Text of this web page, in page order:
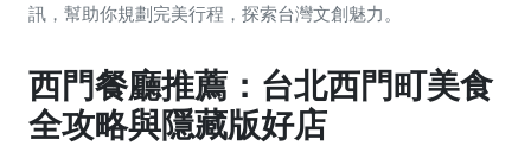
訊，幫助你規劃完美行程，探索台灣文創魅力。
西門餐廳推薦：台北西門町美食
全攻略與隱藏版好店